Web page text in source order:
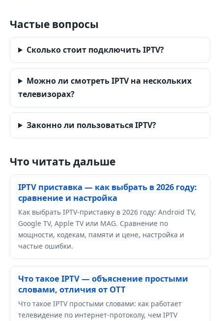
Частые вопросы
Сколько стоит подключить IPTV?
Можно ли смотреть IPTV на нескольких
телевизорах?
Законно ли пользоваться IPTV?
Что читать дальше
IPTV приставка — как выбрать в 2026 году:
сравнение и настройка
Как выбрать IPTV-приставку в 2026 году: Android TV,
Google TV, Apple TV или MAG. Сравнение по
мощности, кодекам, памяти и цене, настройка и
частые ошибки.
Что такое IPTV — объяснение простыми
словами, отличия от OTT
Что такое IPTV простыми словами: как работает
телевидение по интернет-протоколу, чем IPTV